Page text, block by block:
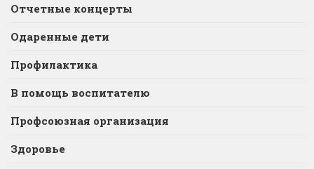
Отчетные концерты
Одаренные дети
Профилактика
В помощь воспитателю
Профсоюзная организация
Здоровье